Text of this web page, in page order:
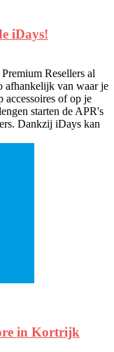
iDays!
Resellers al
afhankelijk van waar je
of op je
starten de APR's
Dankzij iDays kan
in Kortrijk